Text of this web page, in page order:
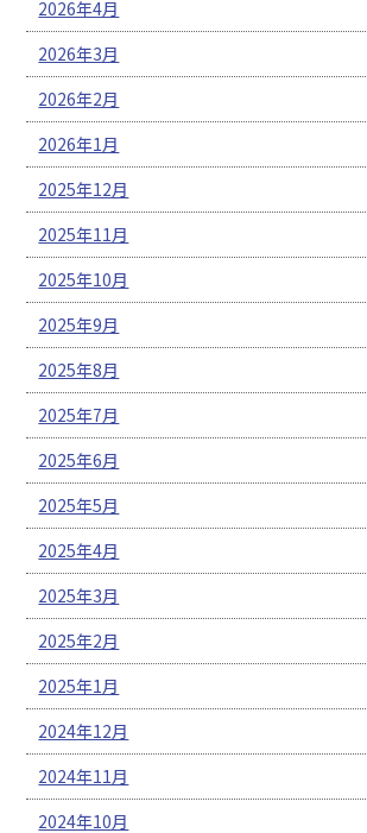
2026年4月
2026年3月
2026年2月
2026年1月
2025年12月
2025年11月
2025年10月
2025年9月
2025年8月
2025年7月
2025年6月
2025年5月
2025年4月
2025年3月
2025年2月
2025年1月
2024年12月
2024年11月
2024年10月